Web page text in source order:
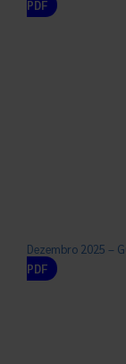
PDF
Dezembro 2025 –
PDF